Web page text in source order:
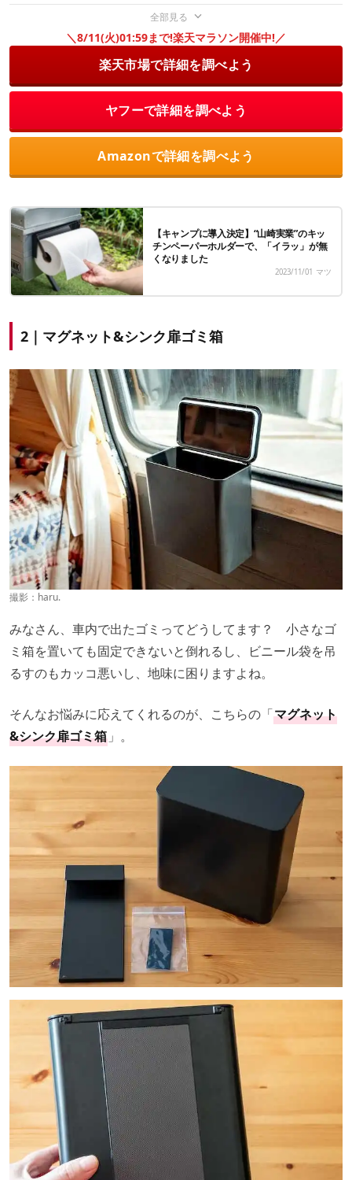
全部見る
＼8/11(火)01:59まで!楽天マラソン開催中!／
楽天市場で詳細を調べよう
ヤフーで詳細を調べよう
Amazonで詳細を調べよう
【キャンプに導入決定】“山崎実業”のキッ
チンペーパーホルダーで、「イラッ」が無
くなりました
2023/11/01 マツ
2｜マグネット&シンク扉ゴミ箱
撮影：haru.
みなさん、車内で出たゴミってどうしてます？ 小さなゴ
ミ箱を置いても固定できないと倒れるし、ビニール袋を吊
るすのもカッコ悪いし、地味に困りますよね。
そんなお悩みに応えてくれるのが、こちらの「マグネット
&シンク扉ゴミ箱 」。